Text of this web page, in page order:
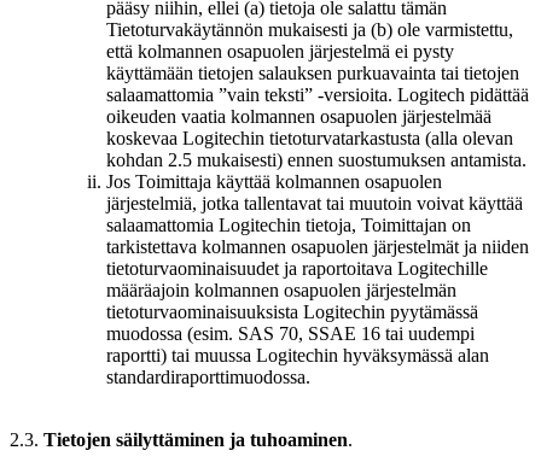
pääsy niihin, ellei (a) tietoja ole salattu tämän
Tietoturvakäytännön mukaisesti ja (b) ole varmistettu,
että kolmannen osapuolen järjestelmä ei pysty
käyttämään tietojen salauksen purkuavainta tai tietojen
salaamattomia ”vain teksti” -versioita. Logitech pidättää
oikeuden vaatia kolmannen osapuolen järjestelmää
koskevaa Logitechin tietoturvatarkastusta (alla olevan
kohdan 2.5 mukaisesti) ennen suostumuksen antamista.
Jos Toimittaja käyttää kolmannen osapuolen
järjestelmiä, jotka tallentavat tai muutoin voivat käyttää
salaamattomia Logitechin tietoja, Toimittajan on
tarkistettava kolmannen osapuolen järjestelmät ja niiden
tietoturvaominaisuudet ja raportoitava Logitechille
määräajoin kolmannen osapuolen järjestelmän
tietoturvaominaisuuksista Logitechin pyytämässä
muodossa (esim. SAS 70, SSAE 16 tai uudempi
raportti) tai muussa Logitechin hyväksymässä alan
standardiraporttimuodossa.
2.3. Tietojen säilyttäminen ja tuhoaminen.